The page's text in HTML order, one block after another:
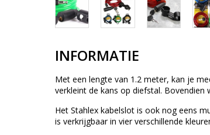
INFORMATIE
Met een lengte van 1.2 meter, kan je
verkleint de kans op diefstal.
Het Stahlex kabelslot is ook nog eens
is verkrijgbaar in vier verschillende